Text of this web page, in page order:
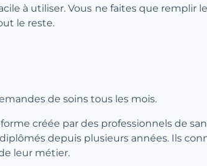
à utiliser. Vous ne faites que remplir
le reste.
de soins tous les mois.
créée par des professionnels de
depuis plusieurs années. Ils
leur métier.